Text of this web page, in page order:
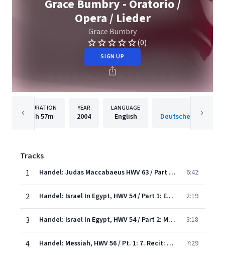
Grace Bumbry - Oratorio /
Opera / Lieder
Grace Bumbry
(0)
SIGN UP
DURATION
3h 57m
YEAR
2004
LANGUAGE
English
Tracks
1
Handel: Judas Maccabaeus HWV 63 / Part 3: 53. Aria: "Father of Heav'n! from Thy eternal throne" 6:42
2 Handel: Israel In Egypt, HWV 54 / Part 1: Exodus: No. 5 Air: "Their land brought forth frogs" 2:19
3 Handel: Israel In Egypt, HWV 54 / Part 2: Moses' Song: No. 26 Air: "Thou shalt bring them in" 3:18
4 Handel: Messiah, HWV 56 / Pt. 1: 7. Recit: Behold, A Virgin Shall Conceive - 8. Aria: O Thou That Tellest Good Tidings To Zion - 9. Coro 7:29